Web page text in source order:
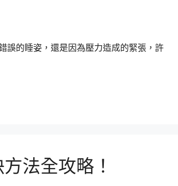
誤的睡姿，還是因為壓力造成的緊張，許
法全攻略！